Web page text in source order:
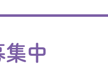
集中